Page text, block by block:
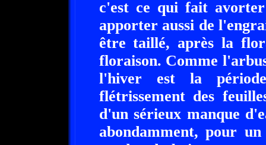
c'est ce qui fait
apporter aussi de
être taillé, après la
floraison. Comme
l'hiver est la
flétrissement des
d'un sérieux manque
abondamment, pour